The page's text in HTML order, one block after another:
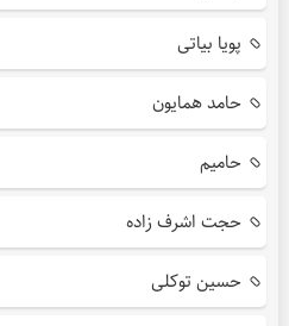
پویا بیاتی
حامد همایون
حامیم
حجت اشرف زاده
حسین توکلی